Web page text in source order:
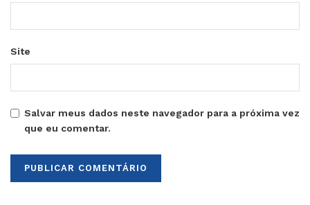
Site
Salvar meus dados neste navegador para a próxima vez
que eu comentar.